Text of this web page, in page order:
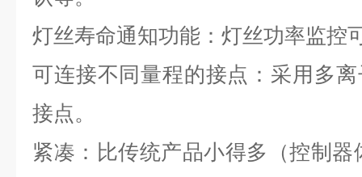
灯丝寿命通知功能：灯丝功率监控
可连接不同量程的接点：采用多
接点。
紧凑：比传统产品小得多（控制